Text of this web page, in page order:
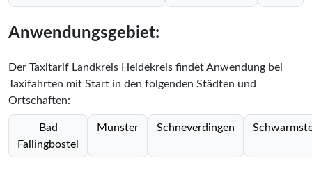
Anwendungsgebiet:
Der Taxitarif Landkreis Heidekreis findet Anwendung bei
Taxifahrten mit Start in den folgenden Städten und
Ortschaften:
Bad
Fallingbostel
Munster Schneverdingen